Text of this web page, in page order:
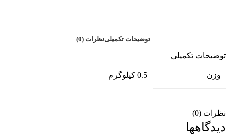
توضیحات تکمیلینظرات (0)
توضیحات تکمیلی
وزن 0.5 کیلوگرم
نظرات (0)
دیدگاهها